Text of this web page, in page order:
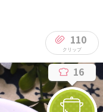
110
16